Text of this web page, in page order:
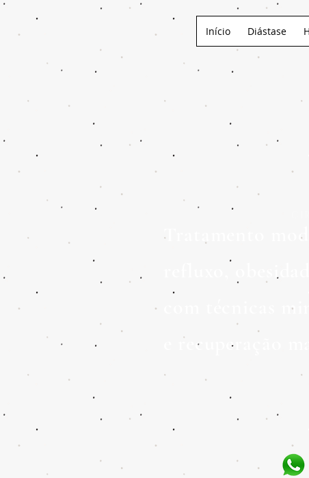
Início Diástase
Tratamento
refluxo,
com técnicas
e recuperação